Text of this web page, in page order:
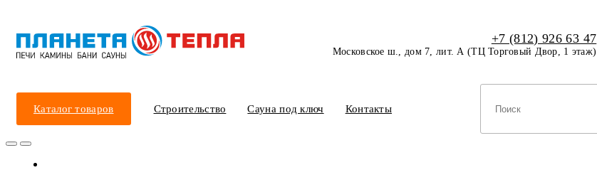
+7 (812) 926 63 47
Московское ш., дом 7, лит. А (ТЦ Торговый Двор, 1 этаж)
Каталог товаров Строительство Сауна под ключ Контакты